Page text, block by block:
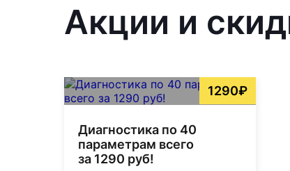
Акции и
1290₽
Диагностика по 40
параметрам всего
за 1290 руб!